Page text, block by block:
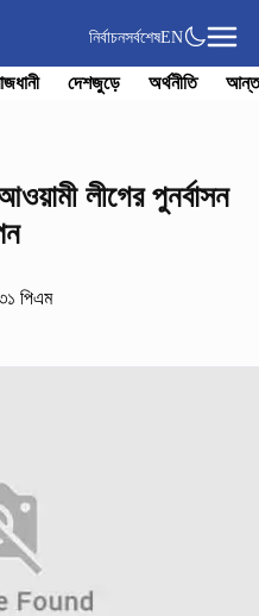
নির্বাচনসর্বশেষEN
দেশজুড়ে অর্থনীতি
লীগের পুনর্বাসন
পিএম